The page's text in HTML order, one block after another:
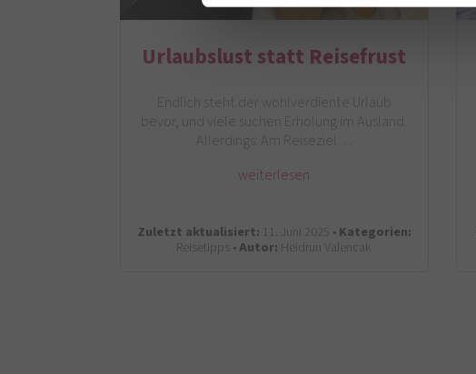
Urlaubslust statt Reisefrust
Endlich steht der wohlverdiente Urlaub
bevor, und viele suchen Erholung im Ausland.
Allerdings: Am Reiseziel…
weiterlesen
Zuletzt aktualisiert: 11. Juni 2025 •Kategorien:
Reisetipps •Autor: Heidrun Valencak